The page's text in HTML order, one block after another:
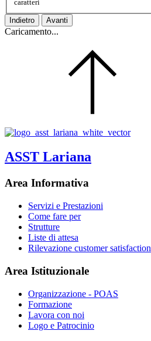
caratteri
Indietro Avanti
Caricamento...
ASST Lariana
Area Informativa
Servizi e Prestazioni
Come fare per
Strutture
Liste di attesa
Rilevazione customer satisfaction
Area Istituzionale
Organizzazione - POAS
Formazione
Lavora con noi
Logo e Patrocinio